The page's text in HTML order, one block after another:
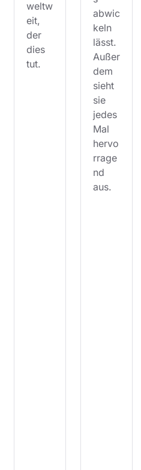
weltw
eit,
der
dies
tut.
abwic
keln
lässt.
Außer
dem
sieht
sie
jedes
Mal
hervo
rrage
nd
aus.